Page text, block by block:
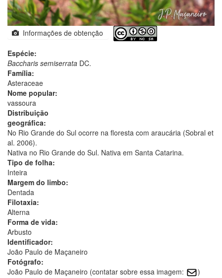
Informações de obtenção
Espécie:
Baccharis semiserrata DC.
Família:
Asteraceae
Nome popular:
vassoura
Distribuição
geográfica:
No Rio Grande do Sul ocorre na floresta com araucária (Sobral et
al. 2006).
Nativa no Rio Grande do Sul. Nativa em Santa Catarina.
Tipo de folha:
Inteira
Margem do limbo:
Dentada
Filotaxia:
Alterna
Forma de vida:
Arbusto
Identificador:
João Paulo de Maçaneiro
Fotógrafo:
João Paulo de Maçaneiro (contatar sobre essa imagem:
)